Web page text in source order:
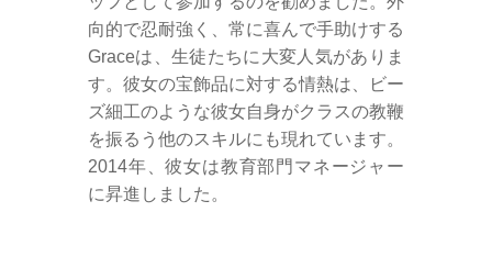
向的で忍耐強く、常に喜んで手助けする
Graceは、生徒たちに大変人気がありま
す。彼女の宝飾品に対する情熱は、ビー
ズ細工のような彼女自身がクラスの教鞭
を振るう他のスキルにも現れています。
2014年、彼女は教育部門マネージャー
に昇進しました。